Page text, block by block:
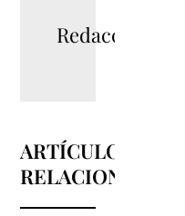
Redacció
ARTÍCULOS
RELACIONADOS